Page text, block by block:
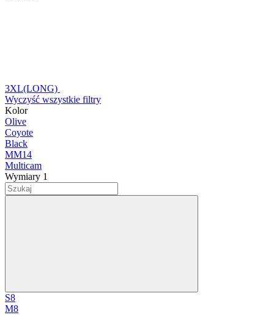
3XL(LONG)
Wyczyść wszystkie filtry
Kolor
Olive
Coyote
Black
ММ14
Multicam
Wymiary 1
S8
M8